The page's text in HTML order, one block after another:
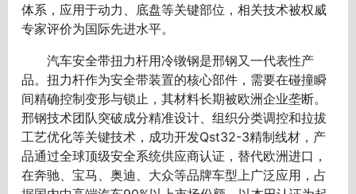
体系，应用于动力、底盘等关键部位，相关技术被权威
专家评价为国际先进水平。
汽车安全带扭力杆用冷镦钢是邢钢又一代表性产
品。扭力杆作为安全带装置的核心部件，需要在碰撞瞬
间精确控制变形与锁止，其材料长期被欧洲企业垄断。
邢钢技术团队突破成分精准设计、组织分类调控和拉拔
工艺优化等关键技术，成功开发Qst32-3精制线材，产
品通过全球顶级安全系统供应商认证，替代欧洲进口，
在奔驰、宝马、奥迪、大众等品牌车型上广泛应用，占